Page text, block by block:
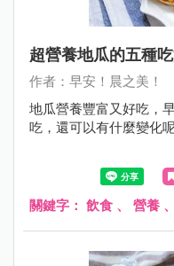
超營養地瓜的五種
作者：早安！晨之美！
地瓜營養豐富又好吃，
吃，還可以有什麼變化
關鍵字： 飲食 、 營養 、